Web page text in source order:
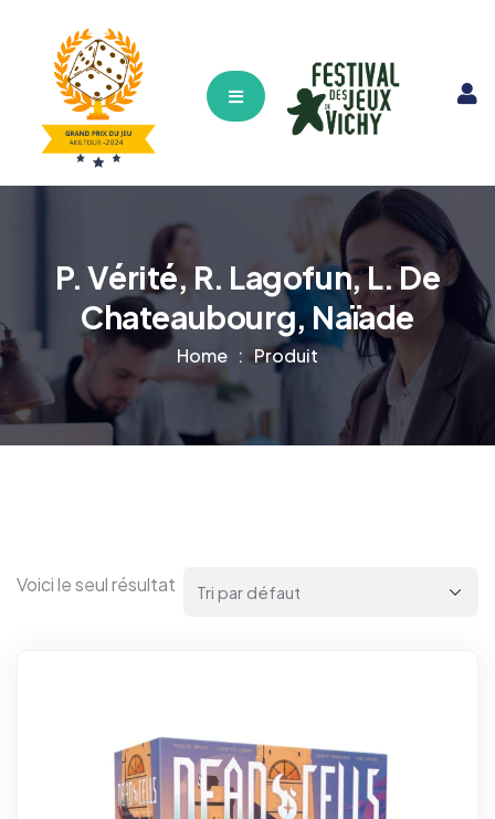
Hamburger Toggle Menu
P. Vérité, R. Lagofun, L. De
Chateaubourg, Naïade
Home Produit
Voici le seul résultat